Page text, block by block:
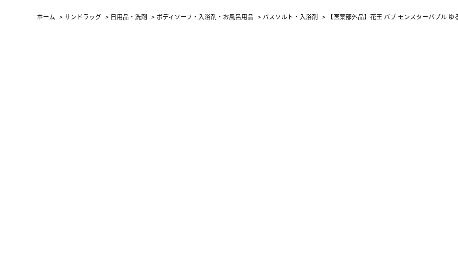
ホーム >サンドラッグ > 日用品・洗剤 > ボディソープ・入浴剤・お風呂用品 > バスソルト・入浴剤 > 【医薬部外品】花王 バブ モンスターバブル